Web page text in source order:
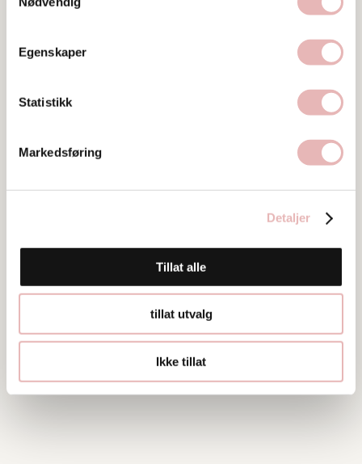
Egenskaper
Statistikk
Markedsføring
Detaljer
Tillat alle
tillat utvalg
Ikke tillat
Vassbotnen 15, 4313 SANDNES
Besøk nettside
92 61 67 77